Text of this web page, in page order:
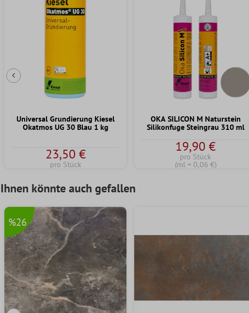
Vorherige Folie
Universal Grundierung Kiesel
Okatmos UG 30 Blau 1 kg
23,50 €
pro Stück
OKA SILICON M Naturstein
Silikonfuge Steingrau 310 ml
19,90 €
pro Stück
(ml = 0,06 €)
Ihnen könnte auch gefallen
%26